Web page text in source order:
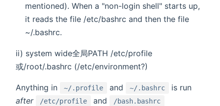
mentioned). When a "non-login shell" starts up,
it reads the file /etc/bashrc and then the file
~/.bashrc.
ii) system wide全局PATH /etc/profile
或/root/.bashrc (/etc/environment?)
Anything in ~/.profile and ~/.bashrc
is run
after
/etc/profile and /bash.bashrc